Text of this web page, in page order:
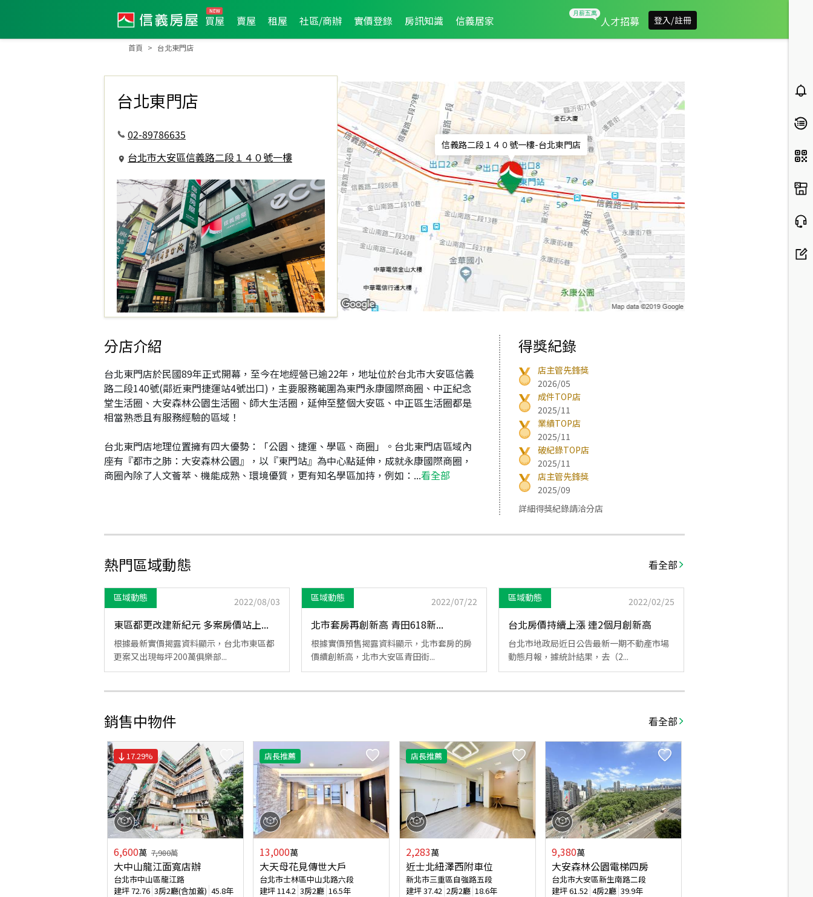
買屋 賣屋 租屋 社區/商辦 實價登錄 房訊知識 信義居家 人才招募 登入/註冊
首頁 台北東門店
台北東門店
02-89786635
台北市大安區信義路二段１４０號一樓
信義路二段１４０號一樓-台北東門店
分店介紹
台北東門店於民國89年正式開幕，至今在地經營已逾22年，地址位於台北市大安區信義
路二段140號(鄰近東門捷運站4號出口)，主要服務範圍為東門永康國際商圈、中正紀念
堂生活圈、大安森林公園生活圈、師大生活圈，延伸至整個大安區、中正區生活圈都是
相當熟悉且有服務經驗的區域！
台北東門店地理位置擁有四大優勢：「公園、捷運、學區、商圈」。台北東門店區域內
座有『都市之肺：大安森林公園』，以『東門站』為中心點延伸，成就永康國際商圈，
商圈內除了人文薈萃、機能成熟、環境優質，更有知名學區加持，例如：...看全部
得獎紀錄
店主管先鋒獎
2026/05
成件TOP店
2025/11
業績TOP店
2025/11
破紀錄TOP店
2025/11
店主管先鋒獎
2025/09
詳細得獎紀錄請洽分店
熱門區域動態 看全部
區域動態 2022/08/03
東區都更改建新紀元 多案房價站上...
根據最新實價揭露資料顯示，台北市東區都
更案又出現每坪200萬俱樂部...
區域動態 2022/07/22
北市套房再創新高 青田618新...
根據實價預售揭露資料顯示，北市套房的房
價續創新高，北市大安區青田街...
區域動態 2022/02/25
台北房價持續上漲 連2個月創新高
台北市地政局近日公告最新一期不動產市場
動態月報，據統計結果，去（2...
銷售中物件 看全部
17.29%
6,600萬 7,980萬
大中山龍江面寬店辦
台北市中山區龍江路
建坪72.76 3房2廳(含加蓋) 45.8年
店長推薦
13,000萬
大天母花見傳世大戶
台北市士林區中山北路六段
建坪114.2 3房2廳 16.5年
店長推薦
2,283萬
近士北紐澤西附車位
新北市三重區自強路五段
建坪37.42 2房2廳 18.6年
9,380萬
大安森林公園電梯四房
台北市大安區新生南路二段
建坪61.52 4房2廳 39.9年